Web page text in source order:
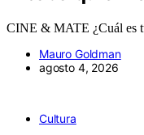
CINE & MATE ¿Cuál es
Mauro Goldman
agosto 4, 2026
Cultura